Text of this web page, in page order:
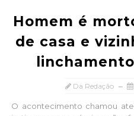
Homem é
de casa e
Da Redação
O acontecimento chamou